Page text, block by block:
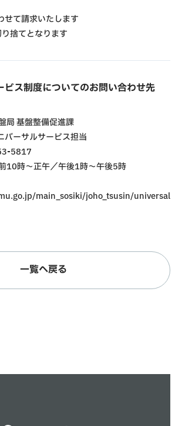
せて請求いたします
捨てとなります
ビス制度についてのお問い合わせ先
局 基盤整備促進課
バーサルサービス担当
5817
10時～正午／午後1時～午後5時
main_sosiki/joho_tsusin/universal
一覧へ戻る